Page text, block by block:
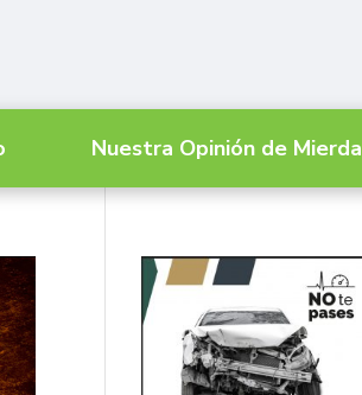
Nuestra Opinión de Mierda